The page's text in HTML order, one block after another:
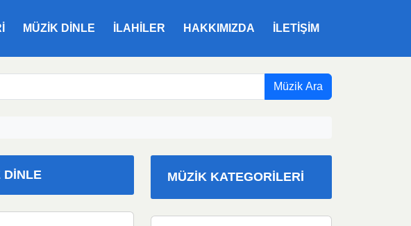
MÜZIK DINLE ILAHILER HAKKIMIZDA İLETIŞIM
Müzik Ara
DINLE MÜZIK KATEGORILERI